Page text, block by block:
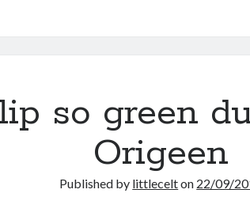
so green
Origeen
Published by littlecelton 22/09/